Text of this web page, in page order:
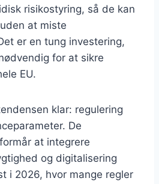
risikostyring, så de kan
at miste
er en tung investering,
for at sikre
EU.
klar: regulering
De
at integrere
og digitalisering
i 2026, hvor mange regler